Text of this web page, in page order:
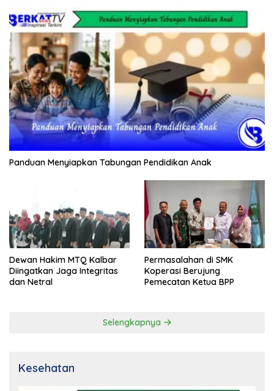
Panduan Menyiapkan Tabungan Pendidikan Anak
Dewan Hakim MTQ Kalbar
Diingatkan Jaga Integritas
dan Netral
Permasalahan di SMK
Koperasi Berujung
Pemecatan Ketua BPP
Selengkapnya
Kesehatan